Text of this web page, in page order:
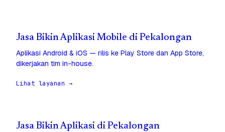
Jasa Bikin Aplikasi Mobile di Pekalongan
Aplikasi Android & iOS — rilis ke Play Store dan App Store,
dikerjakan tim in-house.
Lihat layanan →
Jasa Bikin Aplikasi di Pekalongan